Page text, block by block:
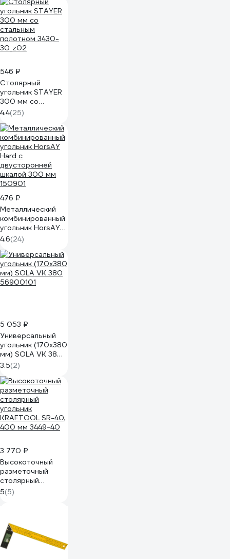
546 ₽
Столярный
угольник STAYER
300 мм со
стальным
полотном 3430-
30_z02
4.4(25)
476 ₽
Металлический
комбинированный
угольник HorsAY
Hard с
двусторонней
шкалой 300 мм
150901
4.6(24)
5 053 ₽
Универсальный
угольник (170x380
мм) SOLA VK 380
56900101
3.5(2)
3 770 ₽
Высокоточный
разметочный
столярный
угольник
KRAFTOOL SR-40,
5(5)